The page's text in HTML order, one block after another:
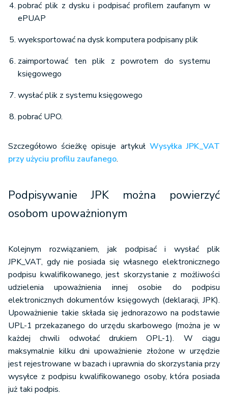
pobrać plik z dysku i podpisać profilem zaufanym w
ePUAP
wyeksportować na dysk komputera podpisany plik
zaimportować ten plik z powrotem do systemu
księgowego
wysłać plik z systemu księgowego
pobrać UPO.
Szczegółowo ścieżkę opisuje artykuł Wysyłka JPK_VAT
przy użyciu profilu zaufanego.
Podpisywanie JPK można powierzyć
osobom upoważnionym
Kolejnym rozwiązaniem, jak podpisać i wysłać plik
JPK_VAT, gdy nie posiada się własnego elektronicznego
podpisu kwalifikowanego, jest skorzystanie z możliwości
udzielenia upoważnienia innej osobie do podpisu
elektronicznych dokumentów księgowych (deklaracji, JPK).
Upoważnienie takie składa się jednorazowo na podstawie
UPL-1 przekazanego do urzędu skarbowego (można je w
każdej chwili odwołać drukiem OPL-1). W ciągu
maksymalnie kilku dni upoważnienie złożone w urzędzie
jest rejestrowane w bazach i uprawnia do skorzystania przy
wysyłce z podpisu kwalifikowanego osoby, która posiada
już taki podpis.